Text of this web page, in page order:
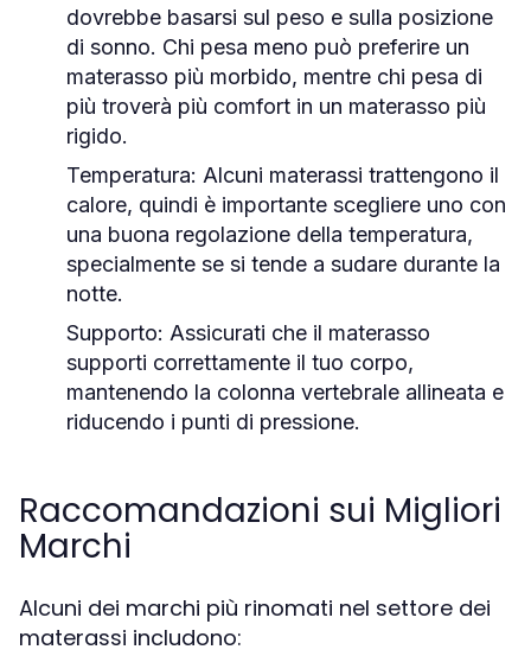
dovrebbe basarsi sul peso e sulla posizione
di sonno. Chi pesa meno può preferire un
materasso più morbido, mentre chi pesa di
più troverà più comfort in un materasso più
rigido.
Temperatura: Alcuni materassi trattengono il
calore, quindi è importante scegliere uno con
una buona regolazione della temperatura,
specialmente se si tende a sudare durante la
notte.
Supporto: Assicurati che il materasso
supporti correttamente il tuo corpo,
mantenendo la colonna vertebrale allineata e
riducendo i punti di pressione.
Raccomandazioni sui Migliori
Marchi
Alcuni dei marchi più rinomati nel settore dei
materassi includono: